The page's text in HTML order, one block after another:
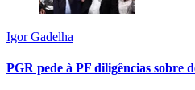
Igor Gadelha
PGR pede à PF diligências sobre